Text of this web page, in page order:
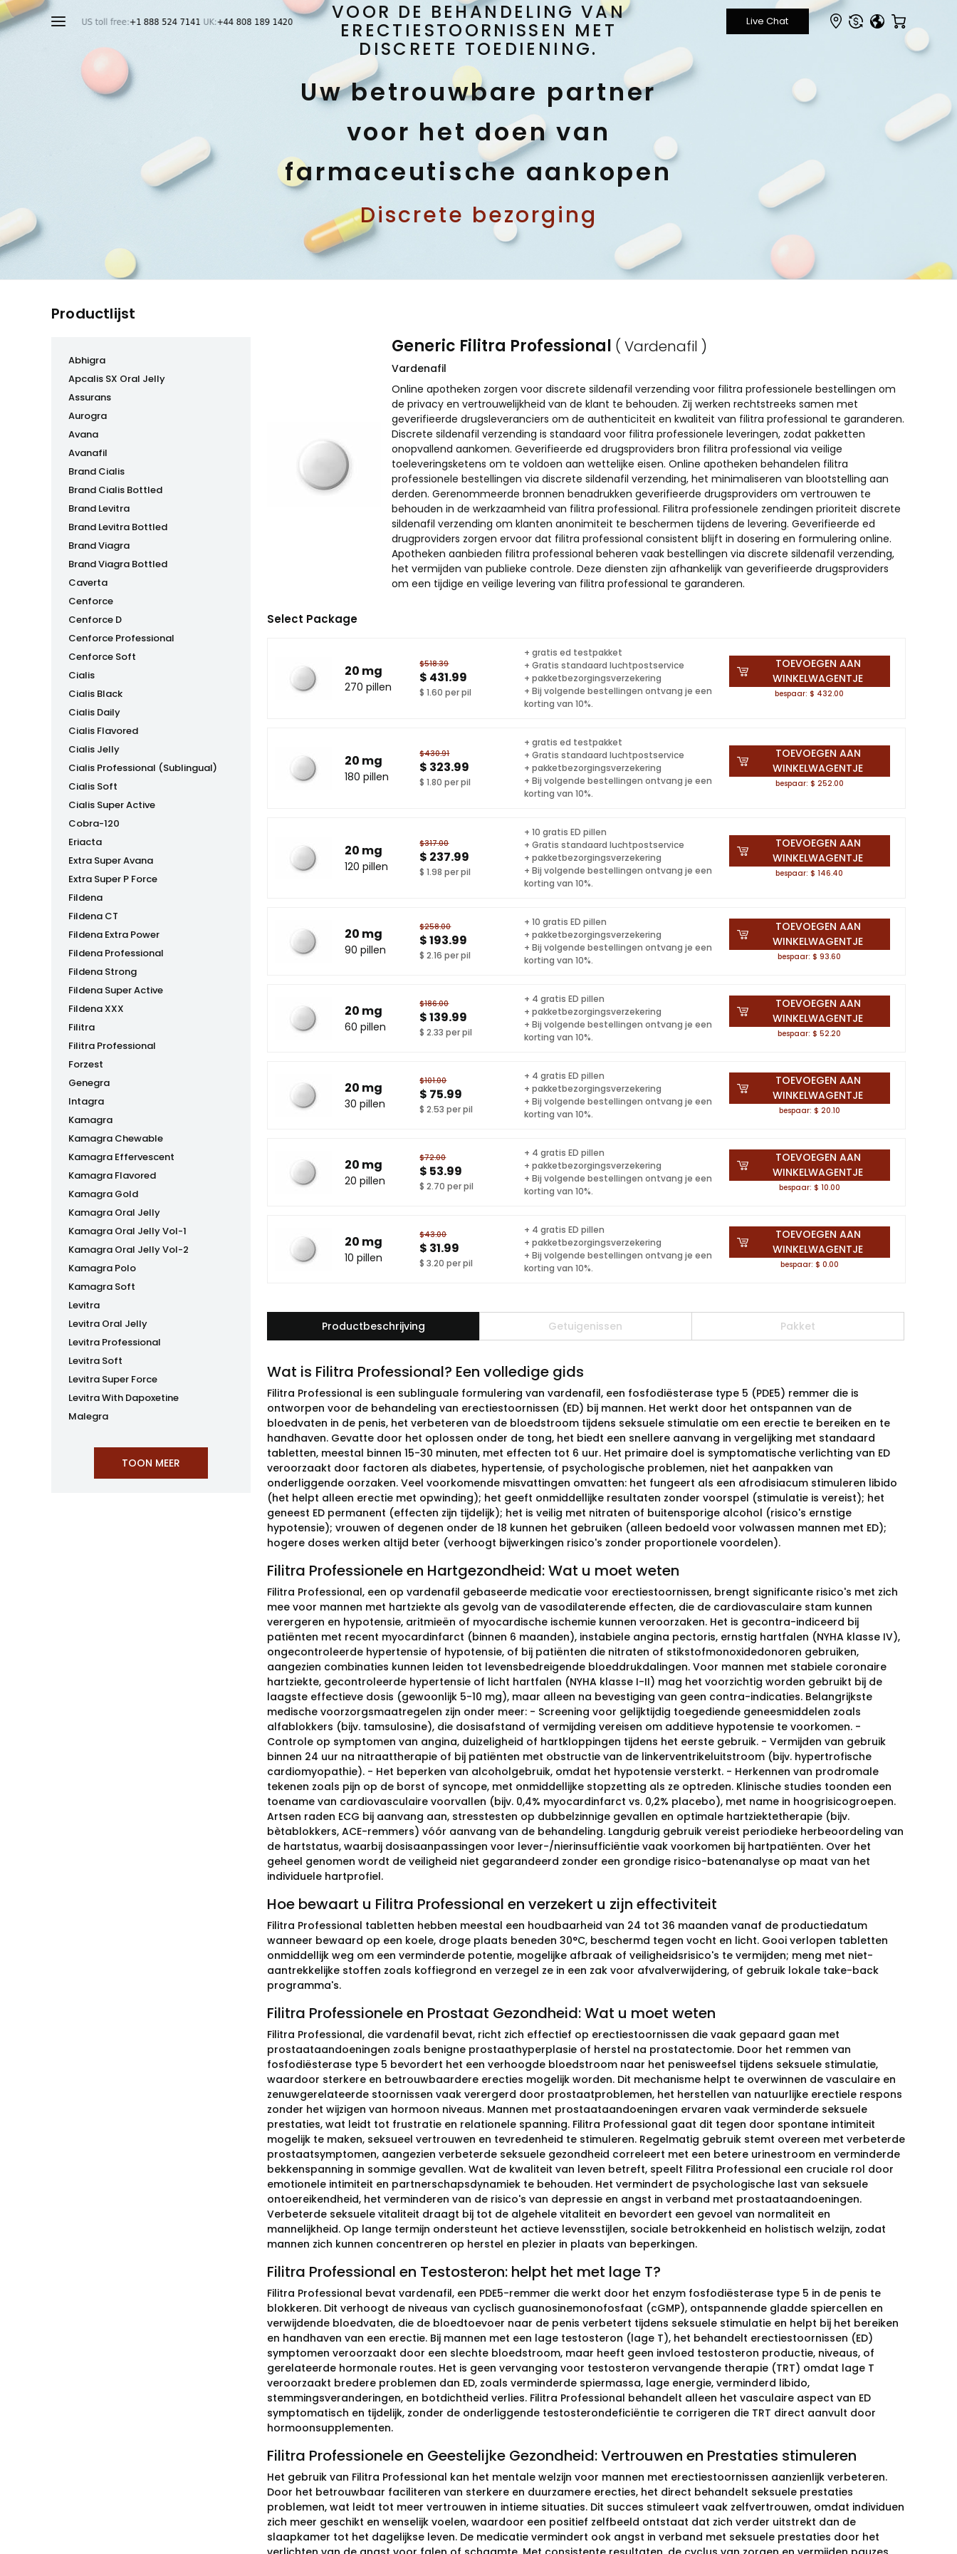
VOOR DE BEHANDELING VAN
ERECTIESTOORNISSEN MET
DISCRETE TOEDIENING.
Uw betrouwbare partner
voor het doen van
farmaceutische aankopen
Discrete bezorging
Productlijst
Abhigra
Apcalis SX Oral Jelly
Assurans
Aurogra
Avana
Avanafil
Brand Cialis
Brand Cialis Bottled
Brand Levitra
Brand Levitra Bottled
Brand Viagra
Brand Viagra Bottled
Caverta
Cenforce
Cenforce D
Cenforce Professional
Cenforce Soft
Cialis
Cialis Black
Cialis Daily
Cialis Flavored
Cialis Jelly
Cialis Professional (Sublingual)
Cialis Soft
Cialis Super Active
Cobra-120
Eriacta
Extra Super Avana
Extra Super P Force
Fildena
Fildena CT
Fildena Extra Power
Fildena Professional
Fildena Strong
Fildena Super Active
Fildena XXX
Filitra
Filitra Professional
Forzest
Genegra
Intagra
Kamagra
Kamagra Chewable
Kamagra Effervescent
Kamagra Flavored
Kamagra Gold
Kamagra Oral Jelly
Kamagra Oral Jelly Vol-1
Kamagra Oral Jelly Vol-2
Kamagra Polo
Kamagra Soft
Levitra
Levitra Oral Jelly
Levitra Professional
Levitra Soft
Levitra Super Force
Levitra With Dapoxetine
Malegra
Generic Filitra Professional ( Vardenafil )
Vardenafil
Online apotheken zorgen voor discrete sildenafil verzending voor filitra professionele bestellingen om
de privacy en vertrouwelijkheid van de klant te behouden. Zij werken rechtstreeks samen met
geverifieerde drugsleveranciers om de authenticiteit en kwaliteit van filitra professional te garanderen.
Discrete sildenafil verzending is standaard voor filitra professionele leveringen, zodat pakketten
onopvallend aankomen. Geverifieerde ed drugsproviders bron filitra professional via veilige
toeleveringsketens om te voldoen aan wettelijke eisen. Online apotheken behandelen filitra
professionele bestellingen via discrete sildenafil verzending, het minimaliseren van blootstelling aan
derden. Gerenommeerde bronnen benadrukken geverifieerde drugsproviders om vertrouwen te
behouden in de werkzaamheid van filitra professional. Filitra professionele zendingen prioriteit discrete
sildenafil verzending om klanten anonimiteit te beschermen tijdens de levering. Geverifieerde ed
drugproviders zorgen ervoor dat filitra professional consistent blijft in dosering en formulering online.
Apotheken aanbieden filitra professional beheren vaak bestellingen via discrete sildenafil verzending,
het vermijden van publieke controle. Deze diensten zijn afhankelijk van geverifieerde drugsproviders
om een tijdige en veilige levering van filitra professional te garanderen.
Select Package
20 mg
270 pillen
$518.39
$ 431.99
$ 1.60 per pil
+ gratis ed testpakket
+ Gratis standaard luchtpostservice
+ pakketbezorgingsverzekering
+ Bij volgende bestellingen ontvang je een
korting van 10%.
TOEVOEGEN AAN
WINKELWAGENTJE
bespaar: $ 432.00
20 mg
180 pillen
$430.91
$ 323.99
$ 1.80 per pil
+ gratis ed testpakket
+ Gratis standaard luchtpostservice
+ pakketbezorgingsverzekering
+ Bij volgende bestellingen ontvang je een
korting van 10%.
TOEVOEGEN AAN
WINKELWAGENTJE
bespaar: $ 252.00
20 mg
120 pillen
$317.00
$ 237.99
$ 1.98 per pil
+ 10 gratis ED pillen
+ Gratis standaard luchtpostservice
+ pakketbezorgingsverzekering
+ Bij volgende bestellingen ontvang je een
korting van 10%.
TOEVOEGEN AAN
WINKELWAGENTJE
bespaar: $ 146.40
20 mg
90 pillen
$258.00
$ 193.99
$ 2.16 per pil
+ 10 gratis ED pillen
+ pakketbezorgingsverzekering
+ Bij volgende bestellingen ontvang je een
korting van 10%.
TOEVOEGEN AAN
WINKELWAGENTJE
bespaar: $ 93.60
20 mg
60 pillen
$186.00
$ 139.99
$ 2.33 per pil
+ 4 gratis ED pillen
+ pakketbezorgingsverzekering
+ Bij volgende bestellingen ontvang je een
korting van 10%.
TOEVOEGEN AAN
WINKELWAGENTJE
bespaar: $ 52.20
20 mg
30 pillen
$101.00
$ 75.99
$ 2.53 per pil
+ 4 gratis ED pillen
+ pakketbezorgingsverzekering
+ Bij volgende bestellingen ontvang je een
korting van 10%.
TOEVOEGEN AAN
WINKELWAGENTJE
bespaar: $ 20.10
20 mg
20 pillen
$72.00
$ 53.99
$ 2.70 per pil
+ 4 gratis ED pillen
+ pakketbezorgingsverzekering
+ Bij volgende bestellingen ontvang je een
korting van 10%.
TOEVOEGEN AAN
WINKELWAGENTJE
bespaar: $ 10.00
20 mg
10 pillen
$43.00
$ 31.99
$ 3.20 per pil
+ 4 gratis ED pillen
+ pakketbezorgingsverzekering
+ Bij volgende bestellingen ontvang je een
korting van 10%.
TOEVOEGEN AAN
WINKELWAGENTJE
bespaar: $ 0.00
Productbeschrijving Getuigenissen Pakket
Wat is Filitra Professional? Een volledige gids
Filitra Professional is een sublinguale formulering van vardenafil, een fosfodiësterase type 5 (PDE5) remmer die is
ontworpen voor de behandeling van erectiestoornissen (ED) bij mannen. Het werkt door het ontspannen van de
bloedvaten in de penis, het verbeteren van de bloedstroom tijdens seksuele stimulatie om een erectie te bereiken en te
handhaven. Gevatte door het oplossen onder de tong, het biedt een snellere aanvang in vergelijking met standaard
tabletten, meestal binnen 15-30 minuten, met effecten tot 6 uur. Het primaire doel is symptomatische verlichting van ED
veroorzaakt door factoren als diabetes, hypertensie, of psychologische problemen, niet het aanpakken van
onderliggende oorzaken. Veel voorkomende misvattingen omvatten: het fungeert als een afrodisiacum stimuleren libido
(het helpt alleen erectie met opwinding); het geeft onmiddellijke resultaten zonder voorspel (stimulatie is vereist); het
geneest ED permanent (effecten zijn tijdelijk); het is veilig met nitraten of buitensporige alcohol (risico's ernstige
hypotensie); vrouwen of degenen onder de 18 kunnen het gebruiken (alleen bedoeld voor volwassen mannen met ED);
hogere doses werken altijd beter (verhoogt bijwerkingen risico's zonder proportionele voordelen).
Filitra Professionele en Hartgezondheid: Wat u moet weten
Filitra Professional, een op vardenafil gebaseerde medicatie voor erectiestoornissen, brengt significante risico's met zich
mee voor mannen met hartziekte als gevolg van de vasodilaterende effecten, die de cardiovasculaire stam kunnen
verergeren en hypotensie, aritmieën of myocardische ischemie kunnen veroorzaken. Het is gecontra-indiceerd bij
patiënten met recent myocardinfarct (binnen 6 maanden), instabiele angina pectoris, ernstig hartfalen (NYHA klasse IV),
ongecontroleerde hypertensie of hypotensie, of bij patiënten die nitraten of stikstofmonoxidedonoren gebruiken,
aangezien combinaties kunnen leiden tot levensbedreigende bloeddrukdalingen. Voor mannen met stabiele coronaire
hartziekte, gecontroleerde hypertensie of licht hartfalen (NYHA klasse I-II) mag het voorzichtig worden gebruikt bij de
laagste effectieve dosis (gewoonlijk 5-10 mg), maar alleen na bevestiging van geen contra-indicaties. Belangrijkste
medische voorzorgsmaatregelen zijn onder meer: - Screening voor gelijktijdig toegediende geneesmiddelen zoals
alfablokkers (bijv. tamsulosine), die dosisafstand of vermijding vereisen om additieve hypotensie te voorkomen. -
Controle op symptomen van angina, duizeligheid of hartkloppingen tijdens het eerste gebruik. - Vermijden van gebruik
binnen 24 uur na nitraattherapie of bij patiënten met obstructie van de linkerventrikeluitstroom (bijv. hypertrofische
cardiomyopathie). - Het beperken van alcoholgebruik, omdat het hypotensie versterkt. - Herkennen van prodromale
tekenen zoals pijn op de borst of syncope, met onmiddellijke stopzetting als ze optreden. Klinische studies toonden een
toename van cardiovasculaire voorvallen (bijv. 0,4% myocardinfarct vs. 0,2% placebo), met name in hoogrisicogroepen.
Artsen raden ECG bij aanvang aan, stresstesten op dubbelzinnige gevallen en optimale hartziektetherapie (bijv.
bètablokkers, ACE-remmers) vóór aanvang van de behandeling. Langdurig gebruik vereist periodieke herbeoordeling van
de hartstatus, waarbij dosisaanpassingen voor lever-/nierinsufficiëntie vaak voorkomen bij hartpatiënten. Over het
geheel genomen wordt de veiligheid niet gegarandeerd zonder een grondige risico-batenanalyse op maat van het
individuele hartprofiel.
Hoe bewaart u Filitra Professional en verzekert u zijn effectiviteit
Filitra Professional tabletten hebben meestal een houdbaarheid van 24 tot 36 maanden vanaf de productiedatum
wanneer bewaard op een koele, droge plaats beneden 30°C, beschermd tegen vocht en licht. Gooi verlopen tabletten
onmiddellijk weg om een verminderde potentie, mogelijke afbraak of veiligheidsrisico's te vermijden; meng met niet-
aantrekkelijke stoffen zoals koffiegrond en verzegel ze in een zak voor afvalverwijdering, of gebruik lokale take-back
programma's.
Filitra Professionele en Prostaat Gezondheid: Wat u moet weten
Filitra Professional, die vardenafil bevat, richt zich effectief op erectiestoornissen die vaak gepaard gaan met
prostaataandoeningen zoals benigne prostaathyperplasie of herstel na prostatectomie. Door het remmen van
fosfodiësterase type 5 bevordert het een verhoogde bloedstroom naar het penisweefsel tijdens seksuele stimulatie,
waardoor sterkere en betrouwbaardere erecties mogelijk worden. Dit mechanisme helpt te overwinnen de vasculaire en
zenuwgerelateerde stoornissen vaak verergerd door prostaatproblemen, het herstellen van natuurlijke erectiele respons
zonder het wijzigen van hormoon niveaus. Mannen met prostaataandoeningen ervaren vaak verminderde seksuele
prestaties, wat leidt tot frustratie en relationele spanning. Filitra Professional gaat dit tegen door spontane intimiteit
mogelijk te maken, seksueel vertrouwen en tevredenheid te stimuleren. Regelmatig gebruik stemt overeen met verbeterde
prostaatsymptomen, aangezien verbeterde seksuele gezondheid correleert met een betere urinestroom en verminderde
bekkenspanning in sommige gevallen. Wat de kwaliteit van leven betreft, speelt Filitra Professional een cruciale rol door
emotionele intimiteit en partnerschapsdynamiek te behouden. Het vermindert de psychologische last van seksuele
ontoereikendheid, het verminderen van de risico's van depressie en angst in verband met prostaataandoeningen.
Verbeterde seksuele vitaliteit draagt bij tot de algehele vitaliteit en bevordert een gevoel van normaliteit en
mannelijkheid. Op lange termijn ondersteunt het actieve levensstijlen, sociale betrokkenheid en holistisch welzijn, zodat
mannen zich kunnen concentreren op herstel en plezier in plaats van beperkingen.
Filitra Professional en Testosteron: helpt het met lage T?
Filitra Professional bevat vardenafil, een PDE5-remmer die werkt door het enzym fosfodiësterase type 5 in de penis te
blokkeren. Dit verhoogt de niveaus van cyclisch guanosinemonofosfaat (cGMP), ontspannende gladde spiercellen en
verwijdende bloedvaten, die de bloedtoevoer naar de penis verbetert tijdens seksuele stimulatie en helpt bij het bereiken
en handhaven van een erectie. Bij mannen met een lage testosteron (lage T), het behandelt erectiestoornissen (ED)
symptomen veroorzaakt door een slechte bloedstroom, maar heeft geen invloed testosteron productie, niveaus, of
gerelateerde hormonale routes. Het is geen vervanging voor testosteron vervangende therapie (TRT) omdat lage T
veroorzaakt bredere problemen dan ED, zoals verminderde spiermassa, lage energie, verminderd libido,
stemmingsveranderingen, en botdichtheid verlies. Filitra Professional behandelt alleen het vasculaire aspect van ED
symptomatisch en tijdelijk, zonder de onderliggende testosterondeficiëntie te corrigeren die TRT direct aanvult door
hormoonsupplementen.
Filitra Professionele en Geestelijke Gezondheid: Vertrouwen en Prestaties stimuleren
Het gebruik van Filitra Professional kan het mentale welzijn voor mannen met erectiestoornissen aanzienlijk verbeteren.
Door het betrouwbaar faciliteren van sterkere en duurzamere erecties, het direct behandelt seksuele prestaties
problemen, wat leidt tot meer vertrouwen in intieme situaties. Dit succes stimuleert vaak zelfvertrouwen, omdat individuen
zich meer geschikt en wenselijk voelen, waardoor een positief zelfbeeld ontstaat dat zich verder uitstrekt dan de
slaapkamer tot het dagelijkse leven. De medicatie vermindert ook angst in verband met seksuele prestaties door het